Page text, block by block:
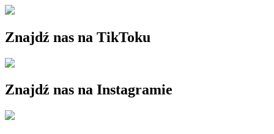
Znajdź nas na TikToku
Znajdź nas na Instagramie